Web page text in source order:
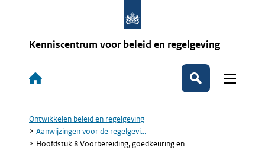
Kenniscentrum voor beleid en regelgeving
Hoofdnavigatie
Zoeken
Kruimelpad
Ontwikkelen beleid en regelgeving
Aanwijzingen voor de regelgevi...
Hoofdstuk 8 Voorbereiding, goedkeuring en